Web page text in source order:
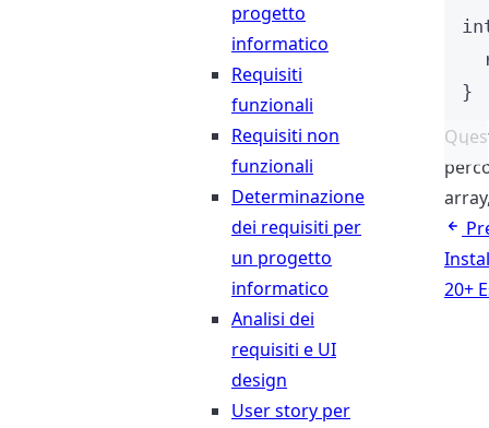
progetto
informatico
Requisiti
funzionali
Requisiti non
funzionali
Determinazione
dei requisiti per
un progetto
informatico
Analisi dei
requisiti e UI
design
User story per
}
20+